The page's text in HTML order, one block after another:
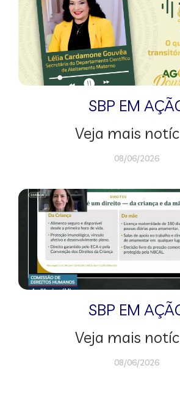
SBP EM
Veja mais
08/06/2026
SBP EM
Veja mais
08/06/2026